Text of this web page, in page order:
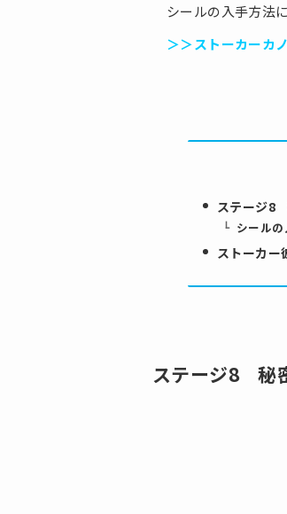
シールの入手方法
＞＞ストーカーカ
ステージ8
シール
ストーカ
ステージ8 秘